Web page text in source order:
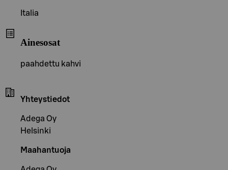
Italia
Ainesosat
paahdettu kahvi
Yhteystiedot
Adega Oy
Helsinki
Maahantuoja